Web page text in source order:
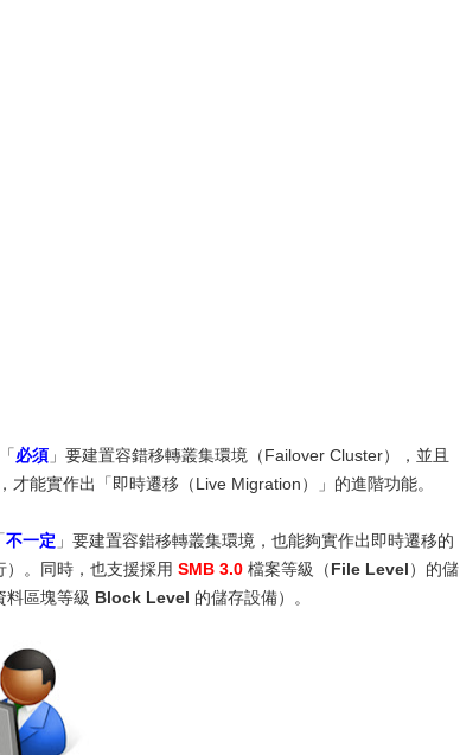
必須 」要建置容錯移轉叢集環境（Failover Cluster），並且
才能實作出「即時遷移（Live Migration）」的進階功能。
不一定 」要建置容錯移轉叢集環境，也能夠實作出即時遷移的
。同時，也支援採用 SMB 3.0 檔案等級（File Level）的儲
料區塊等級 Block Level 的儲存設備）。